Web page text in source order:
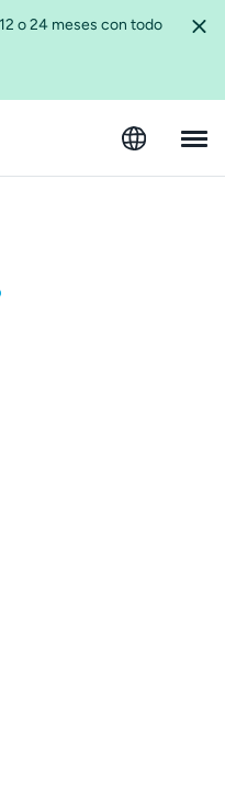
o 24 meses con todo